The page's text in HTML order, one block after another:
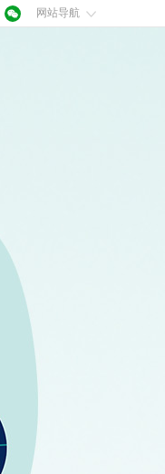
网站导航